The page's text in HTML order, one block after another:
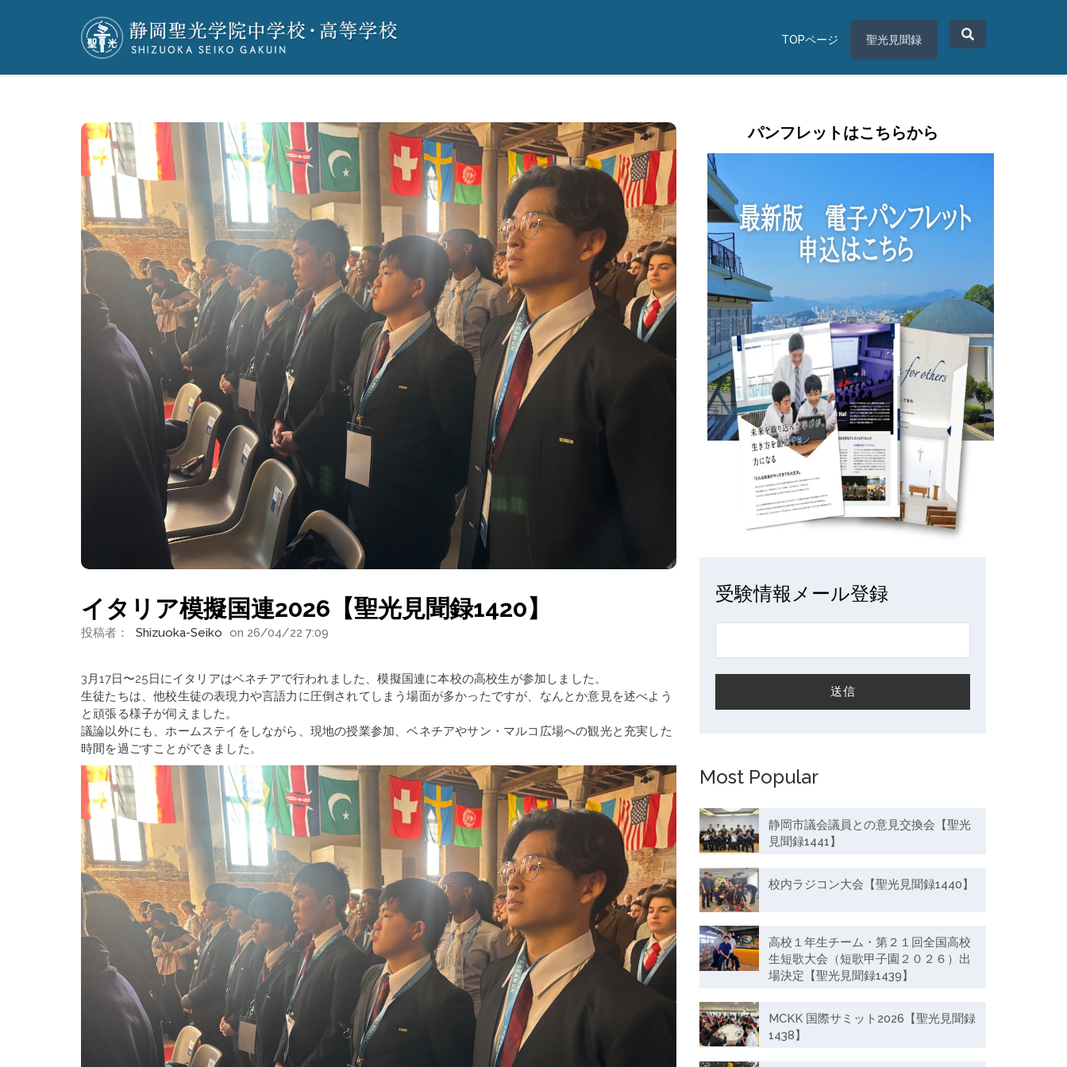
TOPページ 聖光見聞録
イタリア模擬国連2026【聖光見聞録1420】
投稿者： Shizuoka-Seiko on 26/04/22 7:09
3月17日〜25日にイタリアはベネチアで行われました、模擬国連に本校の高校生が参加しました。
生徒たちは、他校生徒の表現力や言語力に圧倒されてしまう場面が多かったですが、なんとか意見を述べよう
と頑張る様子が伺えました。
議論以外にも、ホームステイをしながら、現地の授業参加、ベネチアやサン・マルコ広場への観光と充実した
時間を過ごすことができました。
パンフレットはこちらから
受験情報メール登録
Most Popular
静岡市議会議員との意見交換会【聖光
見聞録1441】
校内ラジコン大会【聖光見聞録1440】
高校１年生チーム・第２１回全国高校
生短歌大会（短歌甲子園２０２６）出
場決定【聖光見聞録1439】
MCKK 国際サミット2026【聖光見聞録
1438】